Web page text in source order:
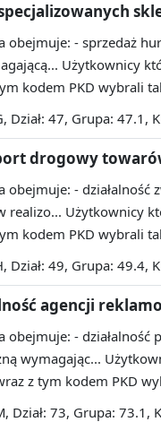
obejmuje: - sprzedaż
Użytkownicy
kodem PKD wybrali
Dział: 47, Grupa: 47.1,
drogowy
obejmuje: -
realizo... Użytkownicy
kodem PKD wybrali
Dział: 49, Grupa: 49.4,
agencji
obejmuje: - działalność
wymagając...
z tym kodem PKD
Dział: 73, Grupa: 73.1,